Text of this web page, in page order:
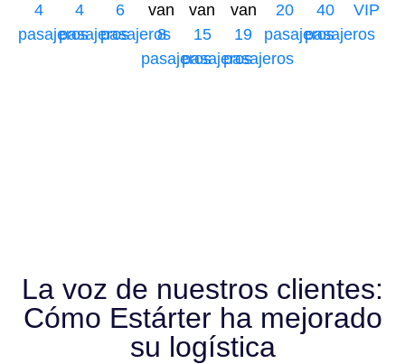
4
pasajeros
4
pasajeros
6
pasajeros
van
8
pasajeros
van
15
pasajeros
van
19
pasajeros
20
pasajeros
40
pasajeros
VIP
La voz de nuestros clientes:
Cómo Estárter ha mejorado
su logística